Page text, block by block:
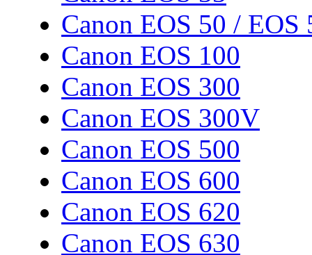
Canon EOS 50 / EOS
Canon EOS 100
Canon EOS 300
Canon EOS 300V
Canon EOS 500
Canon EOS 600
Canon EOS 620
Canon EOS 630